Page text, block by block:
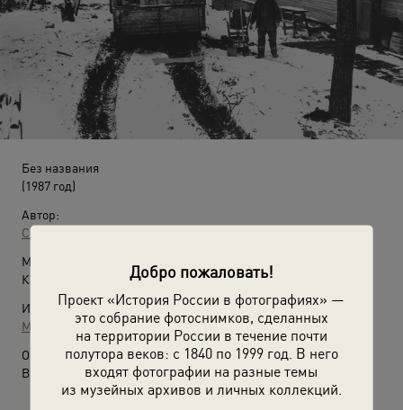
Добро пожаловать!
Проект «История России в фотографиях» —
это собрание фотоснимков, сделанных
на территории России в течение почти
полутора веков: с 1840 по 1999 год. В него
входят фотографии на разные темы
из музейных архивов и личных коллекций.
Без названия
(1987 год)
Автор:
Сергей Зиновьев
Место съемки:
Коми АССР, г. Сыктывкар
Источники:
МАММ / МДФ
О фотографии:
Выставка
«Снова к делам»с этой фотографией.